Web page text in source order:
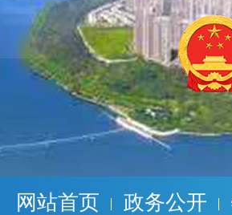
网站首页 政务公开